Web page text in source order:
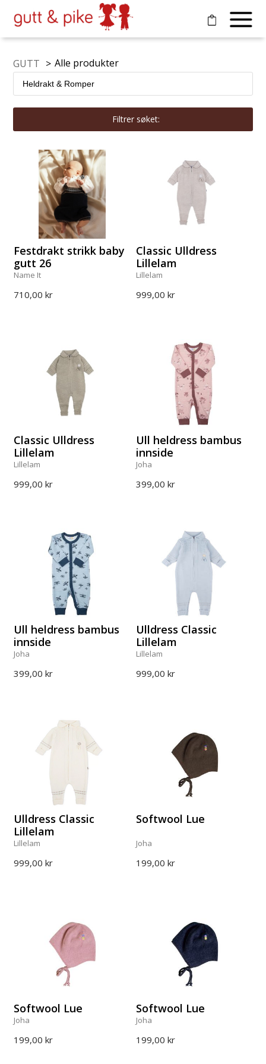
GUTT > Alle produkter
Filtrer søket:
Festdrakt strikk baby
gutt 26
Name It
710,00 kr
Classic Ulldress
Lillelam
Lillelam
999,00 kr
Classic Ulldress
Lillelam
Lillelam
999,00 kr
Ull heldress bambus
innside
Joha
399,00 kr
Ull heldress bambus
innside
Joha
399,00 kr
Ulldress Classic
Lillelam
Lillelam
999,00 kr
Ulldress Classic
Lillelam
Lillelam
999,00 kr
Softwool Lue
Joha
199,00 kr
Softwool Lue
Joha
199,00 kr
Softwool Lue
Joha
199,00 kr